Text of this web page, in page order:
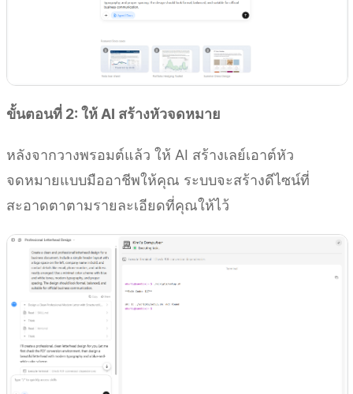
ขั้นตอนที่ 2: ให้ AI สร้างหัวจดหมาย
หลังจากวางพรอมต์แล้ว ให้ AI สร้างเลย์เอาต์หัว
จดหมายแบบมืออาชีพให้คุณ ระบบจะสร้างดีไซน์ที่
สะอาดตาตามรายละเอียดที่คุณให้ไว้